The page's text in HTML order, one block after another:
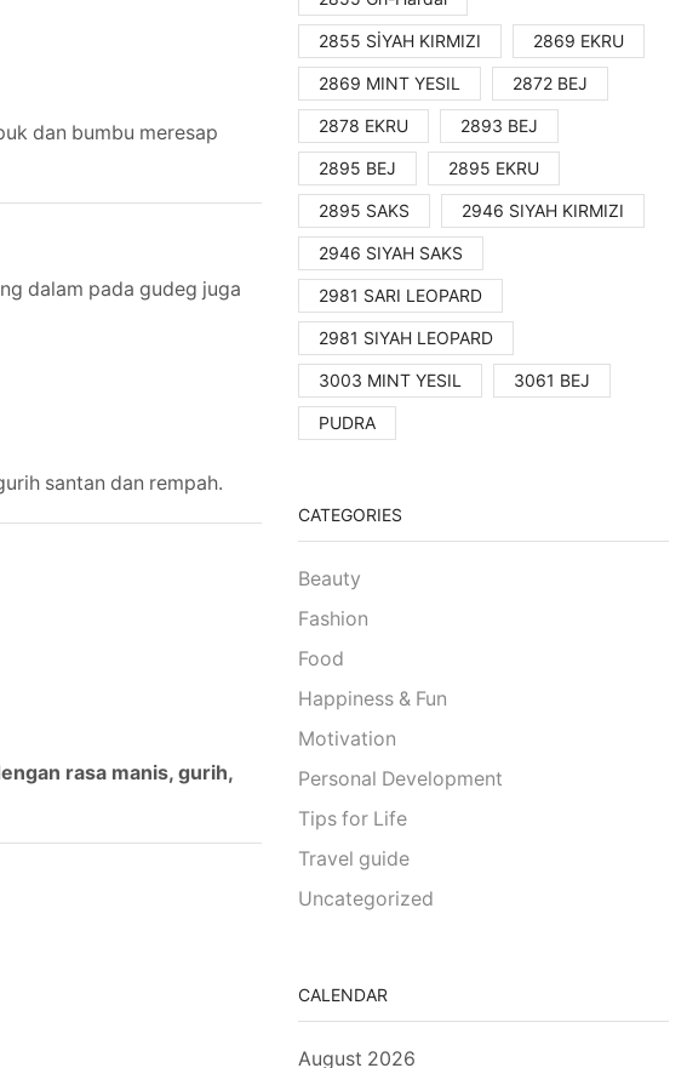
dan bumbu meresap
dalam pada gudeg juga
santan dan rempah.
rasa manis, gurih,
2855 SİYAH KIRMIZI 2869 EKRU
2869 MINT YESIL 2872 BEJ
2878 EKRU 2893 BEJ
2895 BEJ 2895 EKRU
2895 SAKS 2946 SIYAH KIRMIZI
2946 SIYAH SAKS
2981 SARI LEOPARD
2981 SIYAH LEOPARD
3003 MINT YESIL 3061 BEJ
PUDRA
CATEGORIES
Beauty
Fashion
Food
Happiness & Fun
Motivation
Personal Development
Tips for Life
Travel guide
Uncategorized
CALENDAR
August 2026